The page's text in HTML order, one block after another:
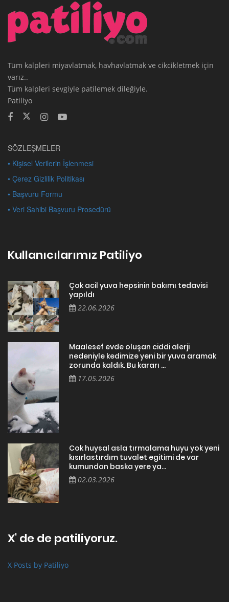
Tüm kalpleri miyavlatmak, havhavlatmak ve cikcikletmek için
varız..
Tüm kalpleri sevgiyle patilemek dileğiyle.
Patiliyo
SÖZLEŞMELER
• Kişisel Verilerin İşlenmesi
• Çerez Gizlilik Politikası
• Başvuru Formu
• Veri Sahibi Başvuru Prosedürü
Kullanıcılarımız Patiliyo
Çok acil yuva hepsinin bakımı tedavisi
yapıldı
22.06.2026
Maalesef evde oluşan ciddi alerji
nedeniyle kedimize yeni bir yuva aramak
zorunda kaldık. Bu kararı ...
17.05.2026
Cok huysal asla tırmalama huyu yok yeni
kısırlastırdım tuvalet egitimi de var
kumundan baska yere ya...
02.03.2026
X' de de patiliyoruz.
X Posts by Patiliyo